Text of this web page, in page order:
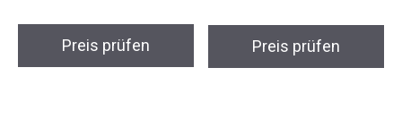
Preis prüfen Preis prüfen